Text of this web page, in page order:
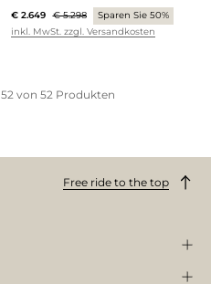
€ 2.649 € 5.298
Sparen Sie 50%
inkl. MwSt. zzgl. Versandkosten
52 von 52 Produkten
Free ride to the top